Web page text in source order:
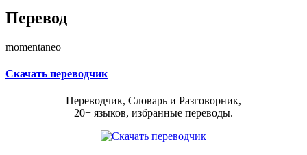
Перевод
momentaneo
Скачать переводчик
Переводчик, Словарь и Разговорник,
20+ языков, избранные переводы.